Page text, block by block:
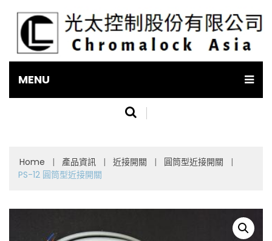
MENU
Home | 產品資訊 | 近接開關 | 圓筒型近接開關
|
PS-12 圓筒型近接開關